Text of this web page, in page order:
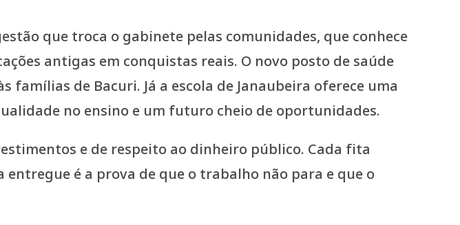
que troca o gabinete pelas comunidades, que conhece
antigas em conquistas reais. O novo posto de saúde
de Bacuri. Já a escola de Janaubeira oferece uma
no ensino e um futuro cheio de oportunidades.
e de respeito ao dinheiro público. Cada fita
é a prova de que o trabalho não para e que o